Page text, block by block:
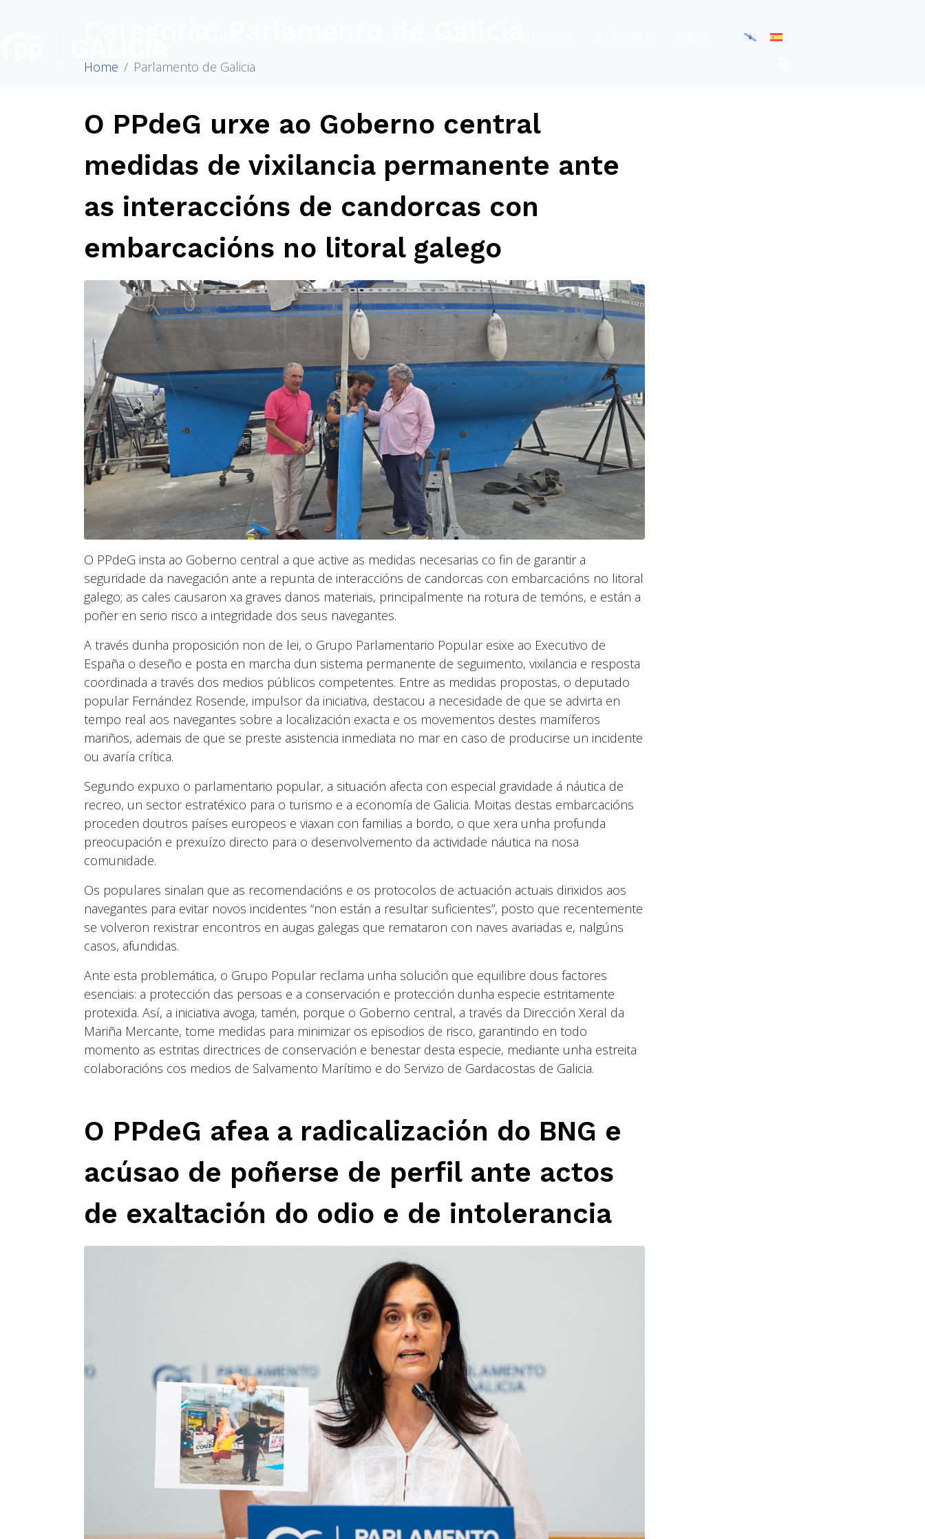
Home Parlamento de Galicia
O PPdeG urxe ao Goberno central
medidas de vixilancia permanente ante
as interaccións de candorcas con
embarcacións no litoral galego
O PPdeG insta ao Goberno central a que active as medidas necesarias co fin de garantir a
seguridade da navegación ante a repunta de interaccións de candorcas con embarcacións no litoral
galego; as cales causaron xa graves danos materiais, principalmente na rotura de temóns, e están a
poñer en serio risco a integridade dos seus navegantes.
A través dunha proposición non de lei, o Grupo Parlamentario Popular esixe ao Executivo de
España o deseño e posta en marcha dun sistema permanente de seguimento, vixilancia e resposta
coordinada a través dos medios públicos competentes. Entre as medidas propostas, o deputado
popular Fernández Rosende, impulsor da iniciativa, destacou a necesidade de que se advirta en
tempo real aos navegantes sobre a localización exacta e os movementos destes mamíferos
mariños, ademais de que se preste asistencia inmediata no mar en caso de producirse un incidente
ou avaría crítica.
Segundo expuxo o parlamentario popular, a situación afecta con especial gravidade á náutica de
recreo, un sector estratéxico para o turismo e a economía de Galicia. Moitas destas embarcacións
proceden doutros países europeos e viaxan con familias a bordo, o que xera unha profunda
preocupación e prexuízo directo para o desenvolvemento da actividade náutica na nosa
comunidade.
Os populares sinalan que as recomendacións e os protocolos de actuación actuais dirixidos aos
navegantes para evitar novos incidentes “non están a resultar suficientes”, posto que recentemente
se volveron rexistrar encontros en augas galegas que remataron con naves avariadas e, nalgúns
casos, afundidas.
Ante esta problemática, o Grupo Popular reclama unha solución que equilibre dous factores
esenciais: a protección das persoas e a conservación e protección dunha especie estritamente
protexida. Así, a iniciativa avoga, tamén, porque o Goberno central, a través da Dirección Xeral da
Mariña Mercante, tome medidas para minimizar os episodios de risco, garantindo en todo
momento as estritas directrices de conservación e benestar desta especie, mediante unha estreita
colaboracións cos medios de Salvamento Marítimo e do Servizo de Gardacostas de Galicia.
O PPdeG afea a radicalización do BNG e
acúsao de poñerse de perfil ante actos
de exaltación do odio e de intolerancia